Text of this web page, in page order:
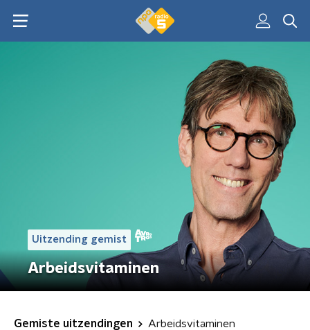
Uitzending gemist
Arbeidsvitaminen
Gemiste uitzendingen Arbeidsvitaminen